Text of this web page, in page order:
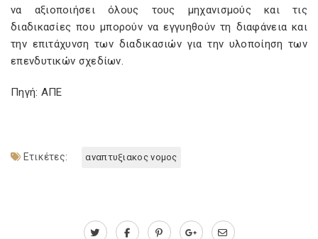
να αξιοποιήσει όλους τους μηχανισμούς και τις
διαδικασίες που μπορούν να εγγυηθούν τη διαφάνεια και
την επιτάχυνση των διαδικασιών για την υλοποίηση των
επενδυτικών σχεδίων.
Πηγή: ΑΠΕ
Ετικέτες: αναπτυξιακος νομος